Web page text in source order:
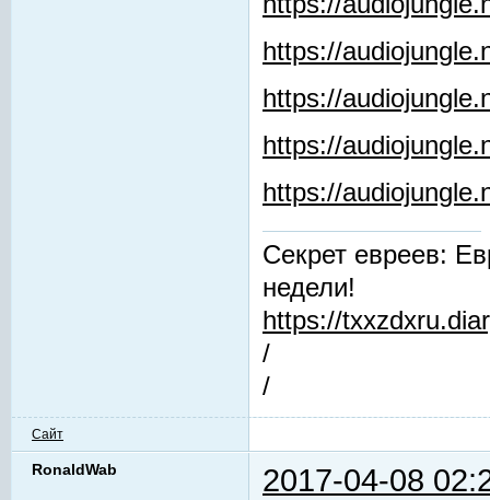
https://
https://
https://
https://
Секрет евреев:
недели!
https://
/
/
Сайт
RonaldWab 2017-04-08